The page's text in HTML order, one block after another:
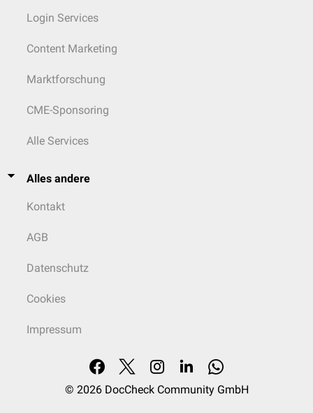
Login Services
Content Marketing
Marktforschung
CME-Sponsoring
Alle Services
Alles andere
Kontakt
AGB
Datenschutz
Cookies
Impressum
© 2026 DocCheck Community GmbH